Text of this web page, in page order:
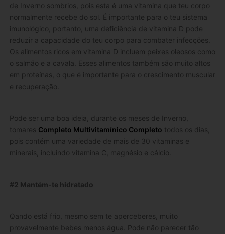
de Inverno sombrios, pois esta é uma vitamina que teu corpo
normalmente recebe do sol. É importante para o teu sistema
imunológico, portanto, uma deficiência de vitamina D pode
reduzir a capacidade do teu corpo para combater infecções.
Os alimentos ricos em vitamina D incluem peixes oleosos como
o salmão e a cavala. Esses alimentos também são muito altos
em proteínas, o que é importante para o crescimento muscular
e recuperação.
Pode ser uma boa ideia, durante os meses de Inverno,
tomares Completo Multivitamínico Completo todos os dias,
pois contém uma variedade de mais de 30 vitaminas e
minerais, incluindo vitamina C, magnésio e cálcio.
#2 Mantém-te hidratado
Qando está frio, mesmo sem te aperceberes, muito
provavelmente bebes menos água. Pode não parecer tão